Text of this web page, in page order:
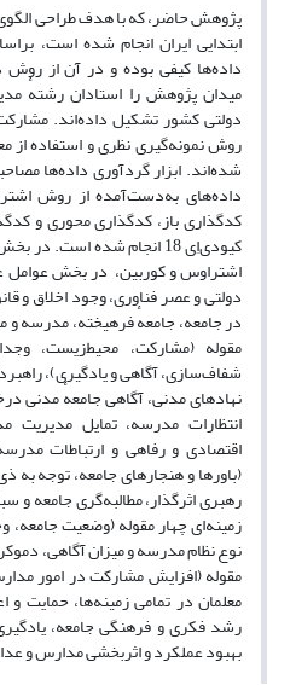
پژوهش حاضر، که با هدف طراحی
ابتدایی ایران انجام شده است،
داده‌ها کیفی بوده و در آن از
میدان پژوهش را استادان رشتهٔ
دولتی کشور تشکیل داده‌اند.
روش نمونه‌گیری نظری و استفاده از
شده‌اند. ابزار گردآوری داده‌ها
داده‌های به‌دست‌آمده از روش
کدگذاری باز، کدگذاری محوری و
کیو‌دی‌اِی 18 انجام شده
اشتراوس و کوربین، در بخش عوامل
دولتی و عصر فناوری، وجود اخلاق و
در جامعه، جامعهٔ فرهیخته، مدرسه
مقوله (مشارکت، محیط‌زیست،
شفاف‌سازی، آگاهی و یادگیری)،
نهادهای مدنی، آگاهی جامعهٔ
انتظارات مدرسه، تمایل
اقتصادی و رفاهی و ارتباطات
(باورها و هنجارهای جامعه، توجه
رهبری اثرگذار، مطالبه‌گری جامعه
زمینه‌ای چهار مقوله (وضعیت
نوع نظام مدرسه و میزان آگاهی،
‌مقوله (افزایش مشارکت در امور
معلمان در تمامی زمینه‌ها، حمایت
رشد فکری و فرهنگی جامعه،
بهبود عملکرد و اثربخشی مدارس و